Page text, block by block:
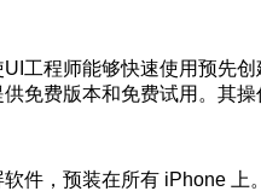
工程师能够快速使用预先
免费版本和免费试用。其操
件，预装在所有 iPhone